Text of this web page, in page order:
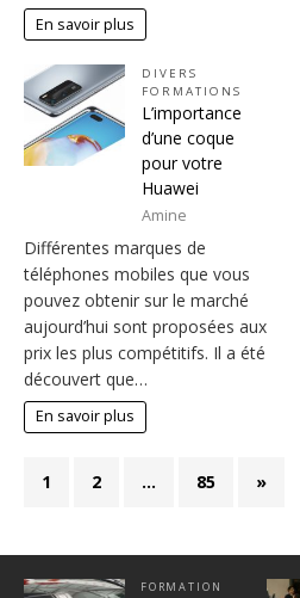
En savoir plus
DIVERS
FORMATIONS
L’importance
d’une coque
pour votre
Huawei
Amine
Différentes marques de
téléphones mobiles que vous
pouvez obtenir sur le marché
aujourd’hui sont proposées aux
prix les plus compétitifs. Il a été
découvert que…
En savoir plus
1 2 … 85 »
FORMATION